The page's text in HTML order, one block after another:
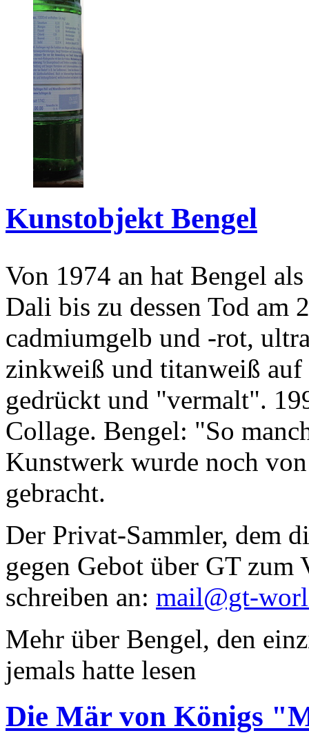
Kunstobjekt Bengel
Von 1974 an hat Bengel
Dali bis zu dessen Tod am
cadmiumgelb und -rot,
zinkweiß und titanweiß
gedrückt und "vermalt".
Collage. Bengel: "So
Kunstwerk wurde noch
gebracht.
Der Privat-Sammler, dem
gegen Gebot über GT zum
schreiben an: mail@gt-
Mehr über Bengel, den
jemals hatte lesen
Die Mär von Königs